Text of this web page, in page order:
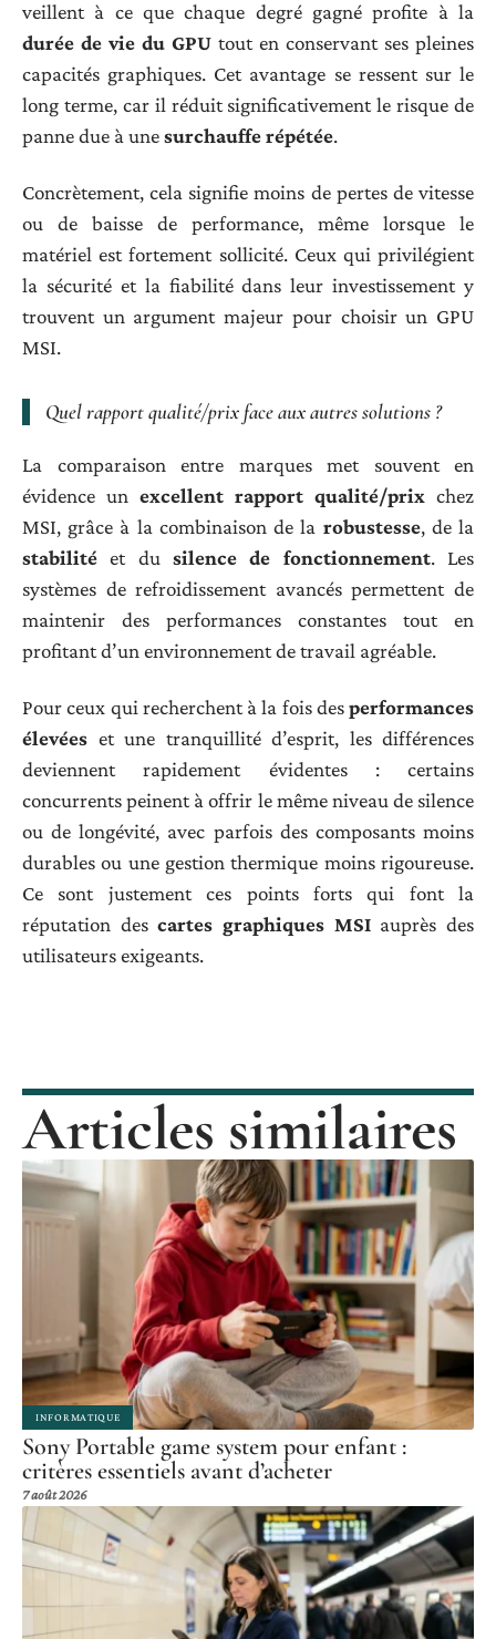
veillent à ce que chaque degré gagné profite à la
durée de vie du GPU tout en conservant ses pleines
capacités graphiques. Cet avantage se ressent sur le
long terme, car il réduit significativement le risque de
panne due à unesurchauffe répétée.
Concrètement, cela signifie moins de pertes de vitesse
ou de baisse de performance, même lorsque le
matériel est fortement sollicité. Ceux qui privilégient
la sécurité et la fiabilité dans leur investissement y
trouvent un argument majeur pour choisir un GPU
MSI.
Quel rapport qualité/prix face aux autres solutions ?
La comparaison entre marques met souvent en
évidence un excellent rapport qualité/prix chez
MSI, grâce à la combinaison de la robustesse, de la
stabilité et du silence de fonctionnement. Les
systèmes de refroidissement avancés permettent de
maintenir des performances constantes tout en
profitant d’un environnement de travail agréable.
Pour ceux qui recherchent à la fois desperformances
élevées et une tranquillité d’esprit, les différences
deviennent rapidement évidentes : certains
concurrents peinent à offrir le même niveau de silence
ou de longévité, avec parfois des composants moins
durables ou une gestion thermique moins rigoureuse.
Ce sont justement ces points forts qui font la
réputation descartes graphiques MSIauprès des
utilisateurs exigeants.
Articles similaires
INFORMATIQUE
Sony Portable game system pour enfant :
critères essentiels avant d’acheter
7 août 2026